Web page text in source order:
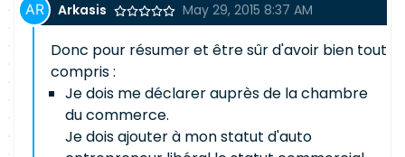
Arkasis May 29, 2015 8:37 AM
Donc pour résumer et être sûr d'avoir bien tout
compris :
Je dois me déclarer auprès de la chambre
du commerce.
Je dois ajouter à mon statut d'auto